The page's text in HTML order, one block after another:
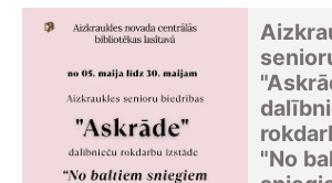
"No